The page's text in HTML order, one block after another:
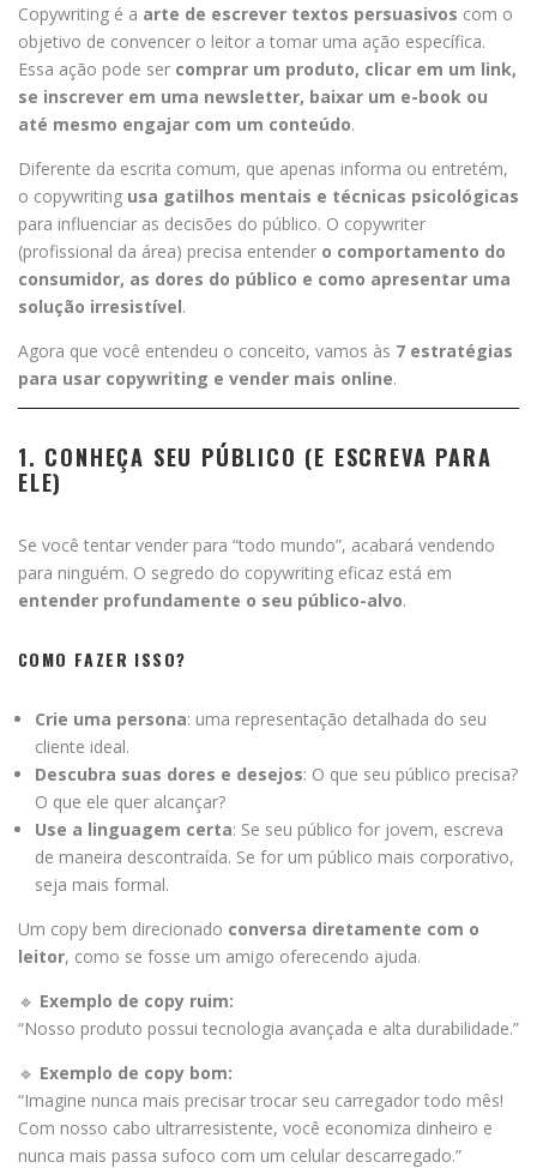
Copywriting é a arte de escrever textos persuasivos com o
objetivo de convencer o leitor a tomar uma ação específica.
Essa ação pode ser comprar um produto, clicar em um link,
se inscrever em uma newsletter, baixar um e-book ou
até mesmo engajar com um conteúdo.
Diferente da escrita comum, que apenas informa ou entretém,
o copywriting usa gatilhos mentais e técnicas psicológicas
para influenciar as decisões do público. O copywriter
(profissional da área) precisa entender o comportamento do
consumidor, as dores do público e como apresentar uma
solução irresistível.
Agora que você entendeu o conceito, vamos às 7 estratégias
para usar copywriting e vender mais online.
1. CONHEÇA SEU PÚBLICO (E ESCREVA PARA
ELE)
Se você tentar vender para “todo mundo”, acabará vendendo
para ninguém. O segredo do copywriting eficaz está em
entender profundamente o seu público-alvo.
COMO FAZER ISSO?
Crie uma persona: uma representação detalhada do seu
cliente ideal.
Descubra suas dores e desejos: O que seu público precisa?
O que ele quer alcançar?
Use a linguagem certa: Se seu público for jovem, escreva
de maneira descontraída. Se for um público mais corporativo,
seja mais formal.
Um copy bem direcionado conversa diretamente com o
leitor, como se fosse um amigo oferecendo ajuda.
🔹 Exemplo de copy ruim:
“Nosso produto possui tecnologia avançada e alta durabilidade.”
🔹 Exemplo de copy bom:
“Imagine nunca mais precisar trocar seu carregador todo mês!
Com nosso cabo ultrarresistente, você economiza dinheiro e
nunca mais passa sufoco com um celular descarregado.”